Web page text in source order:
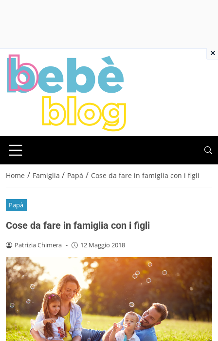
Home / Famiglia / Papà / Cose da fare in famiglia con i figli
Papà
Cose da fare in famiglia con i figli
Patrizia Chimera - 12 Maggio 2018
×